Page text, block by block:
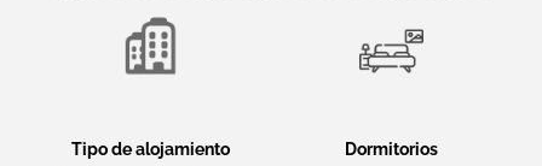
Tipo de alojamiento Dormitorios